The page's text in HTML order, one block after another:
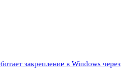
закрепление в Windows через